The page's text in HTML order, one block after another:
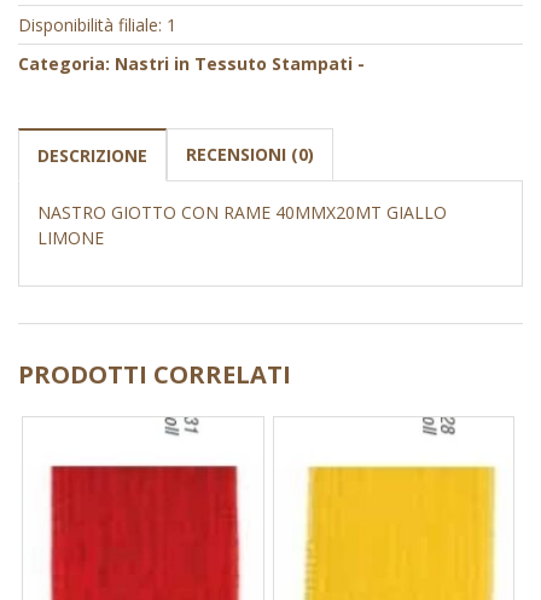
Disponibilità filiale: 1
Categoria: Nastri in Tessuto Stampati -
DESCRIZIONE RECENSIONI (0)
NASTRO GIOTTO CON RAME 40MMX20MT GIALLO
LIMONE
PRODOTTI CORRELATI